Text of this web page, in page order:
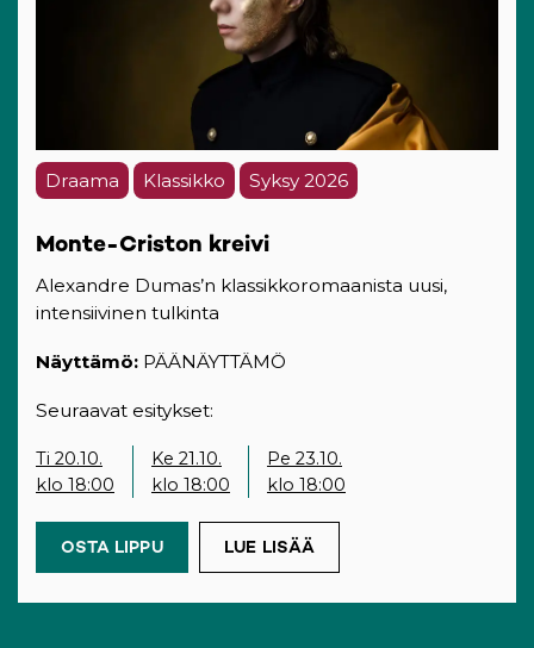
Draama Klassikko Syksy 2026
Monte-Criston kreivi
Alexandre Dumas’n klassikkoromaanista uusi,
intensiivinen tulkinta
Näyttämö: PÄÄNÄYTTÄMÖ
Seuraavat esitykset:
Ti 20.10.
klo 18:00
Ke 21.10.
klo 18:00
Pe 23.10.
klo 18:00
OSTA LIPPU(OPENS IN A NEW TAB)
LUE LISÄÄ